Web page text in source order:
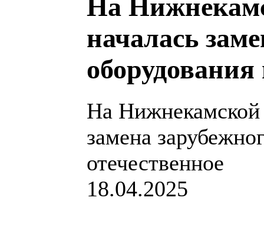
На
началась
оборудования
На Нижнекамской
замена
отечественное
18.04.2025